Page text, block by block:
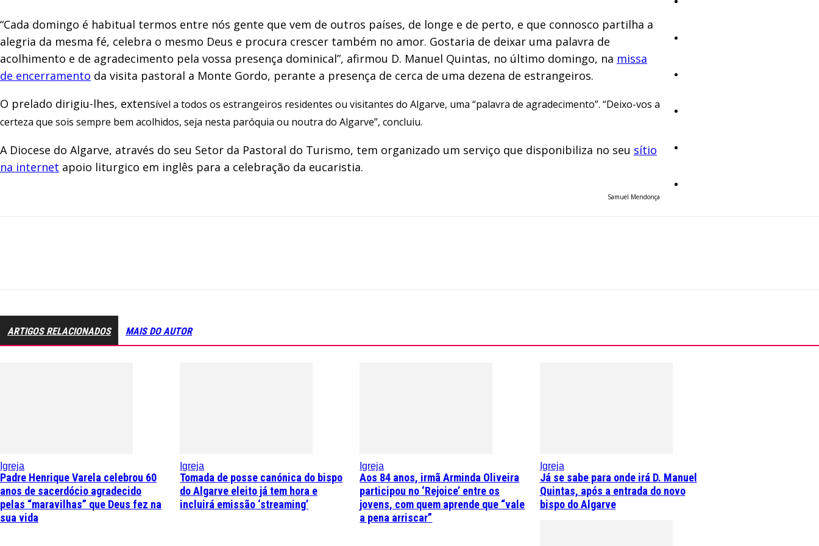
“Cada domingo é habitual termos entre nós gente que vem de outros países, de longe e de perto, e que connosco partilha a
alegria da mesma fé, celebra o mesmo Deus e procura crescer também no amor. Gostaria de deixar uma palavra de
acolhimento e de agradecimento pela vossa presença dominical”, afirmou D. Manuel Quintas, no último domingo, na missa
de encerramento da visita pastoral a Monte Gordo, perante a presença de cerca de uma dezena de estrangeiros.
O prelado dirigiu-lhes, extensível a todos os estrangeiros residentes ou visitantes do Algarve, uma “palavra de agradecimento”. “Deixo-vos a
certeza que sois sempre bem acolhidos, seja nesta paróquia ou noutra do Algarve”, concluiu.
A Diocese do Algarve, através do seu Setor da Pastoral do Turismo, tem organizado um serviço que disponibiliza no seu sítio
na internet apoio liturgico em inglês para a celebração da eucaristia.
Samuel Mendonça
ARTIGOS RELACIONADOS MAIS DO AUTOR
Igreja
Padre Henrique Varela celebrou 60
anos de sacerdócio agradecido
pelas “maravilhas” que Deus fez na
sua vida
Igreja
Tomada de posse canónica do bispo
do Algarve eleito já tem hora e
incluirá emissão ‘streaming’
Igreja
Aos 84 anos, irmã Arminda Oliveira
participou no ‘Rejoice’ entre os
jovens, com quem aprende que “vale
a pena arriscar”
Igreja
Já se sabe para onde irá D. Manuel
Quintas, após a entrada do novo
bispo do Algarve